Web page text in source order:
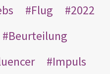
Flug
2022
Beurteilung
Impuls